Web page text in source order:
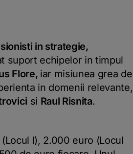
in strategie,
suport echipelor in timpul
Flore, iar misiunea grea de
in domenii relevante,
si Raul Risnita.
I), 2.000 euro (Locul